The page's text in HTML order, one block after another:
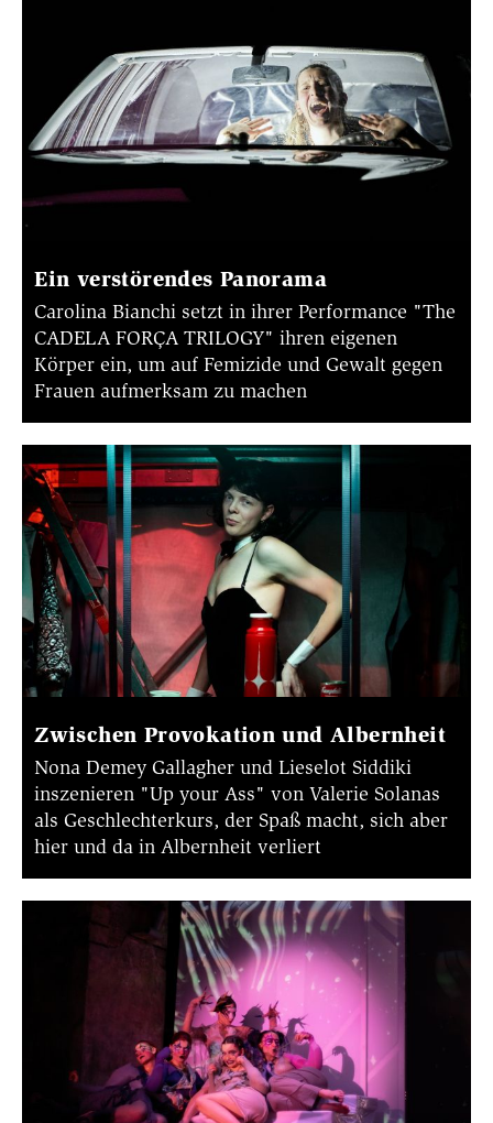
Ein verstörendes Panorama
Carolina Bianchi setzt in ihrer Performance "The
CADELA FORÇA TRILOGY" ihren eigenen
Körper ein, um auf Femizide und Gewalt gegen
Frauen aufmerksam zu machen
Zwischen Provokation und Albernheit
Nona Demey Gallagher und Lieselot Siddiki
inszenieren "Up your Ass" von Valerie Solanas
als Geschlechterkurs, der Spaß macht, sich aber
hier und da in Albernheit verliert